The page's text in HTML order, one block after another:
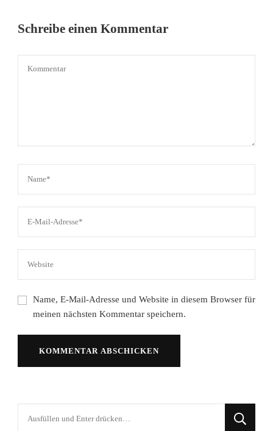
Schreibe einen Kommentar
Name, E-Mail-Adresse und Website in diesem Browser für
meinen nächsten Kommentar speichern.